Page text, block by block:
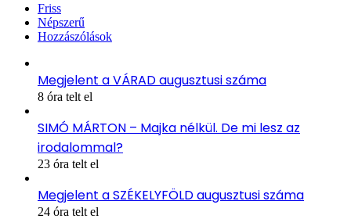
Friss
Népszerű
Hozzászólások
Megjelent a VÁRAD augusztusi száma
8 óra telt el
SIMÓ MÁRTON – Majka nélkül. De mi lesz az
irodalommal?
23 óra telt el
Megjelent a SZÉKELYFÖLD augusztusi száma
24 óra telt el